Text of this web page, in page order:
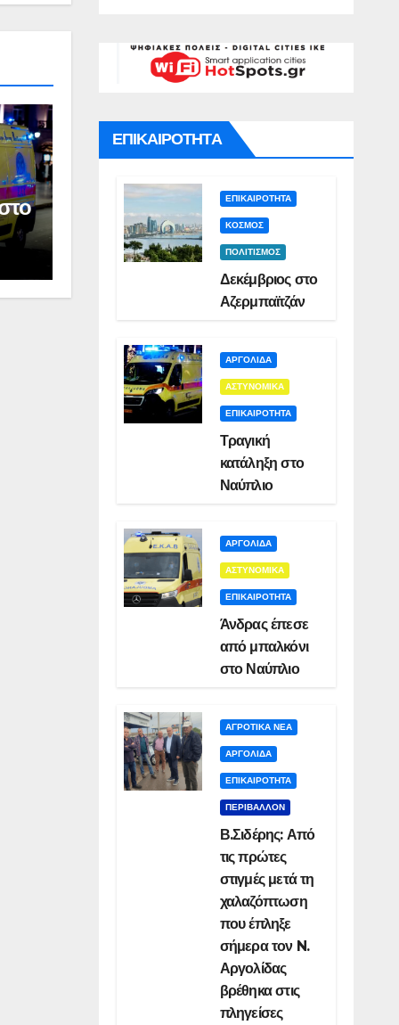
ΕΠΙΚΑΙΡΟΤΗΤΑ
ΕΠΙΚΑΙΡΟΤΗΤΑ
ΚΟΣΜΟΣ
ΠΟΛΙΤΙΣΜΟΣ
Δεκέμβριος στο
Αζερμπαϊτζάν
ΑΡΓΟΛΙΔΑ
ΑΣΤΥΝΟΜΙΚΑ
ΕΠΙΚΑΙΡΟΤΗΤΑ
Τραγική
κατάληξη στο
Ναύπλιο
ΑΡΓΟΛΙΔΑ
ΑΣΤΥΝΟΜΙΚΑ
ΕΠΙΚΑΙΡΟΤΗΤΑ
Άνδρας έπεσε
από μπαλκόνι
στο Ναύπλιο
ΑΓΡΟΤΙΚΑ ΝΕΑ
ΑΡΓΟΛΙΔΑ
ΕΠΙΚΑΙΡΟΤΗΤΑ
ΠΕΡΙΒΑΛΛΟΝ
Β.Σιδέρης: Από
τις πρώτες
στιγμές μετά τη
χαλαζόπτωση
που έπληξε
σήμερα τον N.
Αργολίδας
βρέθηκα στις
πληγείσες